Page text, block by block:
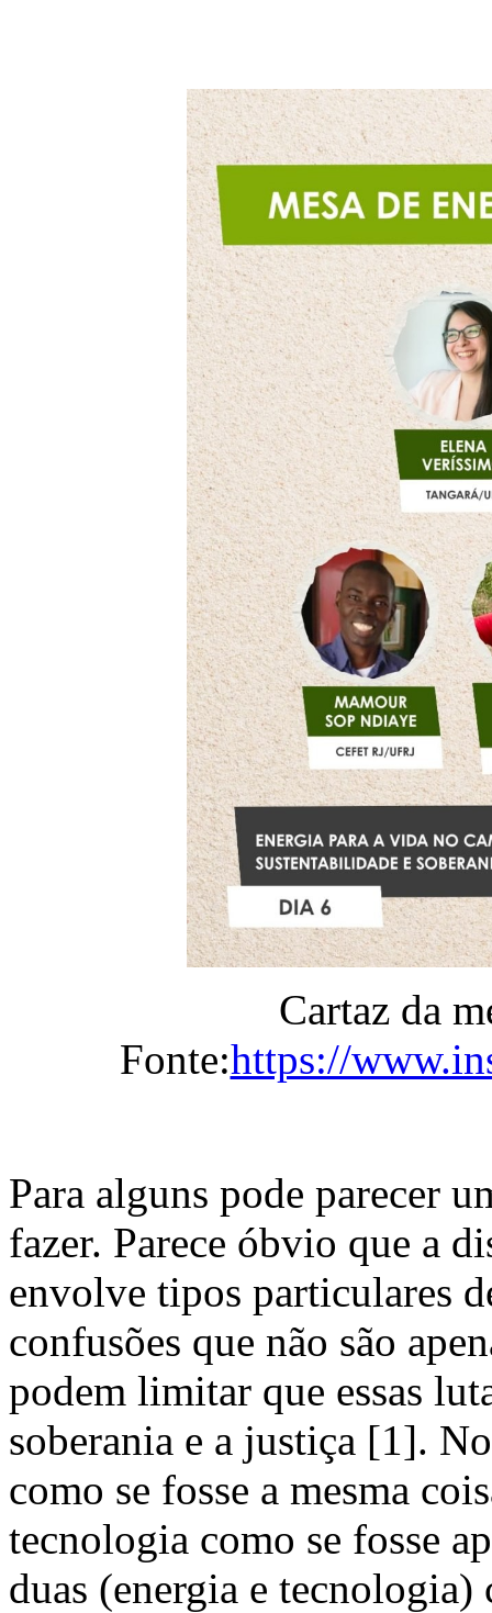
Cartaz da
Fonte:https://
Para alguns pode parecer
fazer. Parece óbvio que a
envolve tipos particulares
confusões que não são
podem limitar que essas
soberania e a justiça [1].
como se fosse a mesma
tecnologia como se fosse
duas (energia e tecnologia)